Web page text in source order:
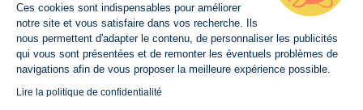
Ces cookies sont indispensables pour améliorer
notre site et vous satisfaire dans vos recherche. Ils
nous permettent d'adapter le contenu, de personnaliser les publicités
qui vous sont présentées et de remonter les éventuels problèmes de
navigations afin de vous proposer la meilleure expérience possible.
Lire la politique de confidentialité